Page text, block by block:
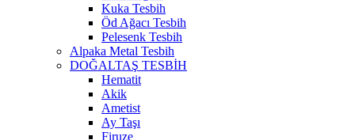
Kuka Tesbih
Öd Ağacı Tesbih
Pelesenk Tesbih
Alpaka Metal Tesbih
DOĞALTAŞ TESBİH
Hematit
Akik
Ametist
Ay Taşı
Firuze